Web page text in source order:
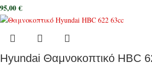
95,00€
Hyundai Θαμνοκοπτικό HBC